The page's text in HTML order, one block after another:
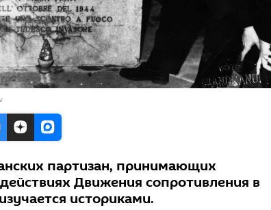
партизан, принимающих
Движения сопротивления в
историками.